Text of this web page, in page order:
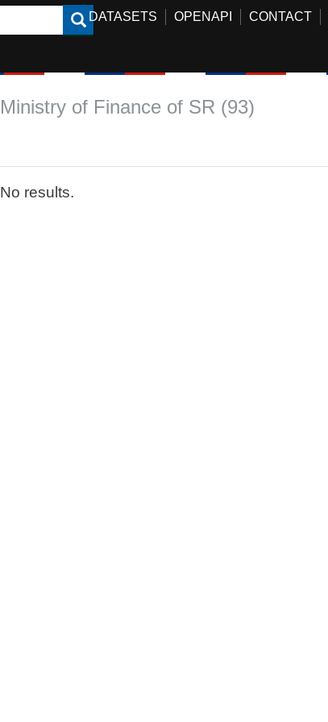
DATASETS OPENAPI CONTACT
Ministry of Finance of SR (93)
No results.